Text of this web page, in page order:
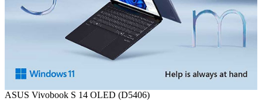
ASUS Vivobook S 14 OLED (D5406)